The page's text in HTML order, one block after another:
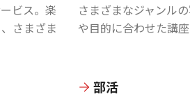
ビス。楽
さまざま
さまざまなジャンル
や目的に合わせた講座
部活